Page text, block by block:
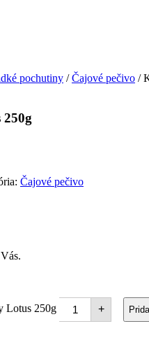
pochutiny /Čajové pečivo /
Čajové pečivo
Lotus 250g +